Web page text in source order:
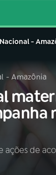
VIVO
-
- Amazônia
ações de